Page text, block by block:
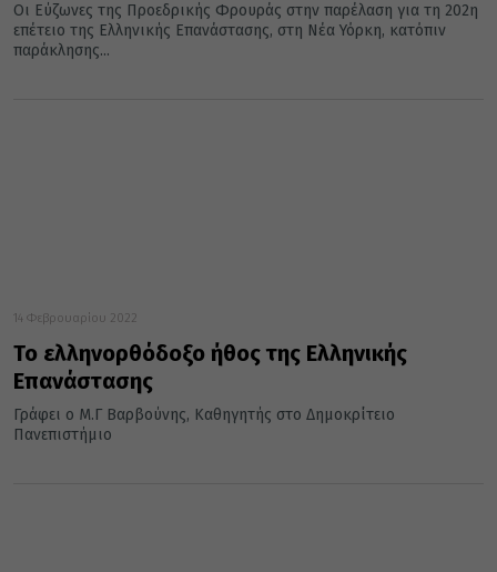
Οι Εύζωνες της Προεδρικής Φρουράς στην παρέλαση για τη 202η
επέτειο της Ελληνικής Επανάστασης, στη Νέα Υόρκη, κατόπιν
παράκλησης...
14 Φεβρουαρίου 2022
Το ελληνορθόδοξο ήθος της Ελληνικής
Επανάστασης
Γράφει ο Μ.Γ Βαρβούνης, Καθηγητής στο Δημοκρίτειο
Πανεπιστήμιο